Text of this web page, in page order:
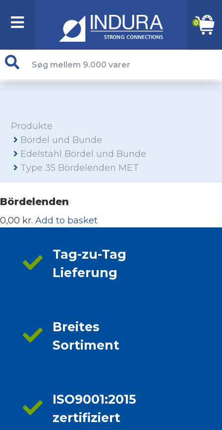
0
Produkte
Bördel und Bunde
Edelstahl Bördel und Bunde
Type 35 Bördelenden MET
Bördelenden
0,00 kr. Add to basket
Tag-zu-Tag
Lieferung
Breites
Sortiment
ISO9001:2015
zertifiziert